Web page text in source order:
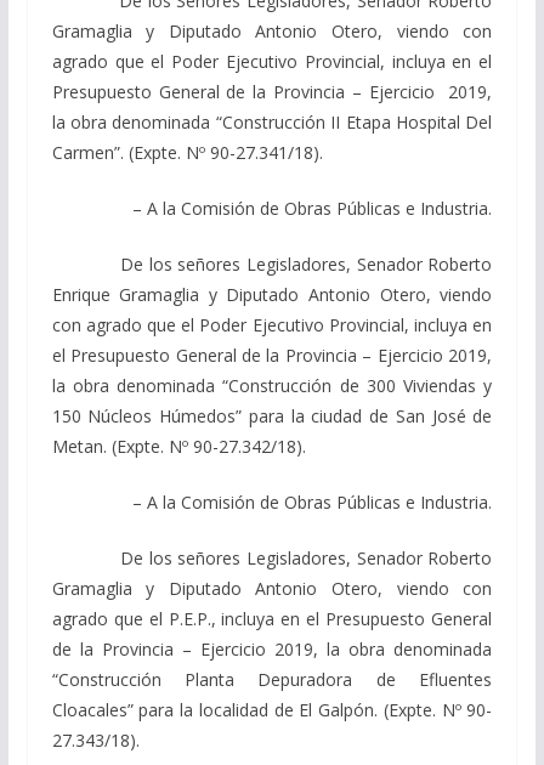
Gramaglia y Diputado Antonio Otero, viendo con
agrado que el Poder Ejecutivo Provincial, incluya en el
Presupuesto General de la Provincia – Ejercicio 2019,
la obra denominada “Construcción II Etapa Hospital Del
Carmen”. (Expte. Nº 90-27.341/18).
– A la Comisión de Obras Públicas e Industria.
De los señores Legisladores, Senador Roberto
Enrique Gramaglia y Diputado Antonio Otero, viendo
con agrado que el Poder Ejecutivo Provincial, incluya en
el Presupuesto General de la Provincia – Ejercicio 2019,
la obra denominada “Construcción de 300 Viviendas y
150 Núcleos Húmedos” para la ciudad de San José de
Metan. (Expte. Nº 90-27.342/18).
– A la Comisión de Obras Públicas e Industria.
De los señores Legisladores, Senador Roberto
Gramaglia y Diputado Antonio Otero, viendo con
agrado que el P.E.P., incluya en el Presupuesto General
de la Provincia – Ejercicio 2019, la obra denominada
“Construcción Planta Depuradora de Efluentes
Cloacales” para la localidad de El Galpón. (Expte. Nº 90-
27.343/18).